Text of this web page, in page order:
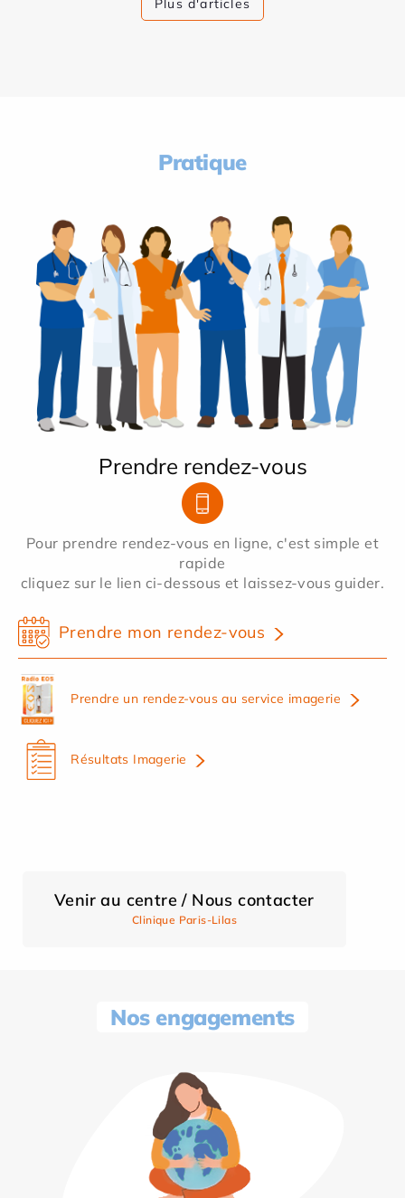
Pratique
Prendre rendez-vous
Pour prendre rendez-vous en ligne, c'est simple et
rapide
cliquez sur le lien ci-dessous et laissez-vous guider.
Prendre mon rendez-vous
Prendre un rendez-vous au service imagerie
Résultats Imagerie
Venir au centre / Nous contacter
Clinique Paris-Lilas
Nos engagements